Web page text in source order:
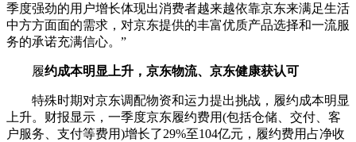
季度强劲的用户增长体现出消费者越来越依靠京东来满足生活
中方方面面的需求，对京东提供的丰富优质产品选择和一流服
务的承诺充满信心。”
履约成本明显上升，京东物流、京东健康获认可
特殊时期对京东调配物资和运力提出挑战，履约成本明显
上升。财报显示，一季度京东履约费用(包括仓储、交付、客
户服务、支付等费用)增长了29%至104亿元，履约费用占净收